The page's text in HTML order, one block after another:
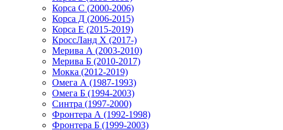
Корса С (2000-2006)
Корса Д (2006-2015)
Корса E (2015-2019)
КроссЛанд X (2017-)
Мерива А (2003-2010)
Мерива Б (2010-2017)
Мокка (2012-2019)
Омега А (1987-1993)
Омега Б (1994-2003)
Синтра (1997-2000)
Фронтера А (1992-1998)
Фронтера Б (1999-2003)